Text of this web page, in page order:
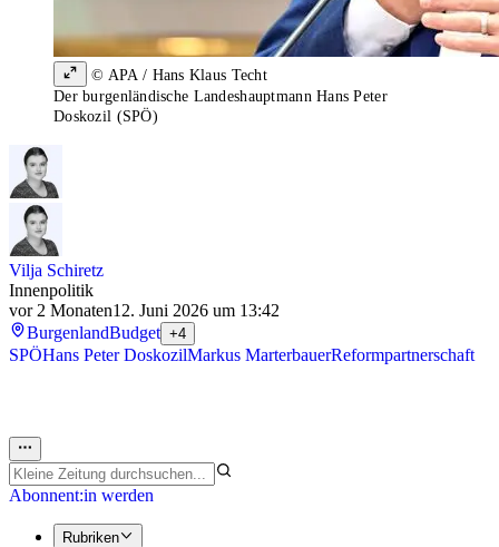
© APA / Hans Klaus Techt
Der burgenländische Landeshauptmann Hans Peter
Doskozil (SPÖ)
Vilja Schiretz
Innenpolitik
vor 2 Monaten12. Juni 2026 um 13:42
BurgenlandBudget +4
SPÖHans Peter DoskozilMarkus MarterbauerReformpartnerschaft
Abonnent:in werden
Rubriken